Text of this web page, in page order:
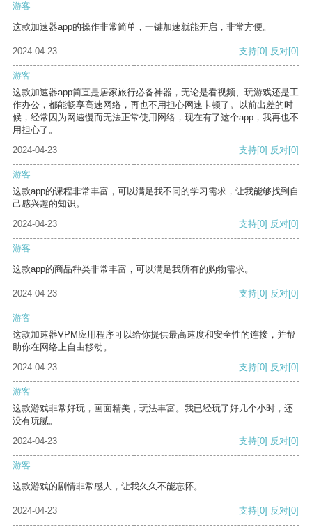
游客
这款加速器app的操作非常简单，一键加速就能开启，非常方便。
2024-04-23 支持[0] 反对[0]
游客
这款加速器app简直是居家旅行必备神器，无论是看视频、玩游戏还是工
作办公，都能畅享高速网络，再也不用担心网速卡顿了。以前出差的时
候，经常因为网速慢而无法正常使用网络，现在有了这个app，我再也不
用担心了。
2024-04-23
支持[0] 反对[0]
游客
这款app的课程非常丰富，可以满足我不同的学习需求，让我能够找到自
己感兴趣的知识。
2024-04-23
支持[0] 反对[0]
游客
这款app的商品种类非常丰富，可以满足我所有的购物需求。
2024-04-23 支持[0] 反对[0]
游客
这款加速器VPM应用程序可以给你提供最高速度和安全性的连接，并帮
助你在网络上自由移动。
2024-04-23
支持[0] 反对[0]
游客
这款游戏非常好玩，画面精美，玩法丰富。我已经玩了好几个小时，还
没有玩腻。
2024-04-23
支持[0] 反对[0]
游客
这款游戏的剧情非常感人，让我久久不能忘怀。
2024-04-23 支持[0] 反对[0]